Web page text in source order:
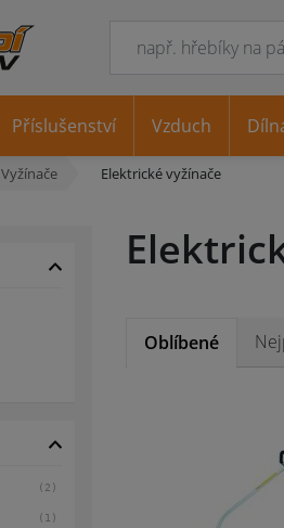
Vyžínače Elektrické vyžínače
(2)
(1)
Oblíbené
Příslušenství Vzduch